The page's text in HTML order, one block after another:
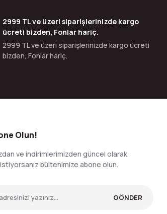
2999 TL ve üzeri siparişlerinizde kargo
ücreti bizden, Fonlar hariç.
2999 TL ve üzeri siparişlerinizde kargo ücreti
bizden, Fonlar hariç.
Olun!
ve indirimlerimizden güncel olarak
bültenimize abone olun.
GÖNDER